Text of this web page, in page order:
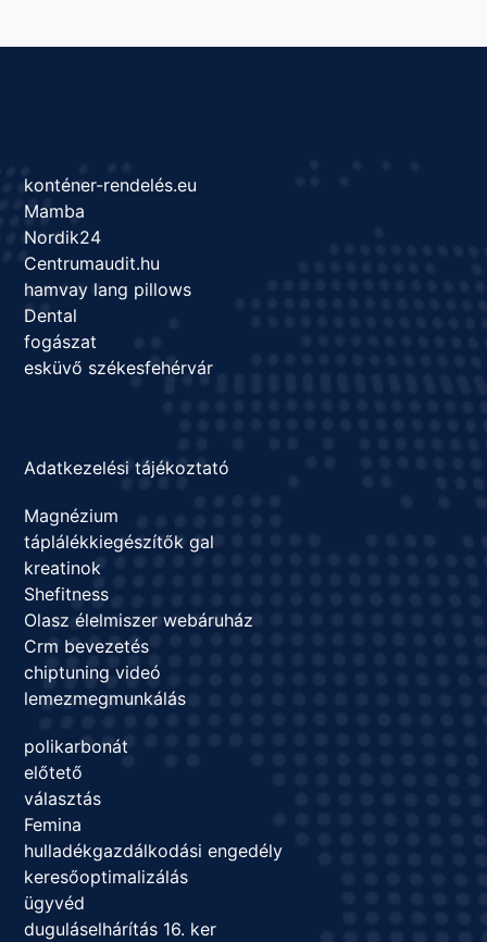
konténer-rendelés.eu
Mamba
Nordik24
Centrumaudit.hu
hamvay lang pillows
Dental
fogászat
esküvő székesfehérvár
Adatkezelési tájékoztató
Magnézium
táplálékkiegészítők gal
kreatinok
Shefitness
Olasz élelmiszer webáruház
Crm bevezetés
chiptuning videó
lemezmegmunkálás
polikarbonát
előtető
választás
Femina
hulladékgazdálkodási engedély
keresőoptimalizálás
ügyvéd
duguláselhárítás 16. ker